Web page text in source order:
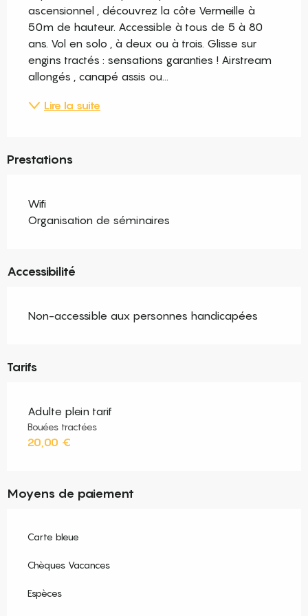
ascensionnel , découvrez la côte Vermeille à
50m de hauteur. Accessible à tous de 5 à 80
ans. Vol en solo , à deux ou à trois. Glisse sur
engins tractés : sensations garanties ! Airstream
allongés , canapé assis ou...
Lire la suite
Prestations
Wifi
Organisation de séminaires
Accessibilité
Non-accessible aux personnes handicapées
Tarifs
Adulte plein tarif
Bouées tractées
20,00 €
Moyens de paiement
Carte bleue
Chèques Vacances
Espèces